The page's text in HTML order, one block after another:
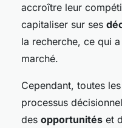
accroître leur
capitaliser sur ses
la recherche, ce qui
marché.
Cependant, toutes
processus
des opportunités et